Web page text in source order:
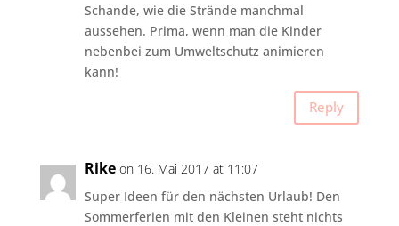
Schande, wie die Strände manchmal
aussehen. Prima, wenn man die Kinder
nebenbei zum Umweltschutz animieren
kann!
Reply
Rike on 16. Mai 2017 at 11:07
Super Ideen für den nächsten Urlaub! Den
Sommerferien mit den Kleinen steht nichts